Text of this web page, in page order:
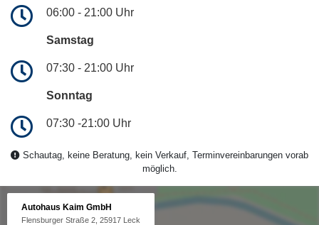
06:00 - 21:00 Uhr
Samstag
07:30 - 21:00 Uhr
Sonntag
07:30 -21:00 Uhr
Schautag, keine Beratung, kein Verkauf, Terminvereinbarungen vorab
möglich.
Autohaus Kaim GmbH
Flensburger Straße 2, 25917 Leck